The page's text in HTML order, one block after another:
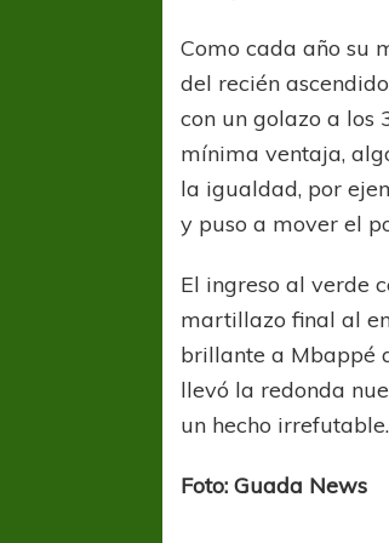
Como cada año su
del recién ascendido
con un golazo a los
mínima ventaja,
la igualdad, por
y puso a mover el
El ingreso al verde
martillazo final al
brillante a Mbappé
llevó la redonda
un hecho irrefutable.
Foto: Guada News
FÚTBOL FEMENINO
jugará ante Estrella del Sur en el